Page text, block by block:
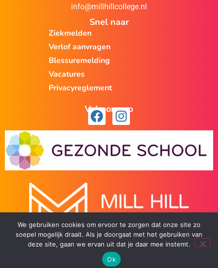
info@millhillcollege.nl
Snel naar
Ziekmelden
Verlof aanvragen
Blessuremelding
Vacatures
Privacyreglement
Volg ons op
We gebruiken cookies om ervoor te zorgen dat onze site zo
soepel mogelijk draait. Als je doorgaat met het gebruiken van
deze site, gaan we ervan uit dat je daar mee instemt.
Ok